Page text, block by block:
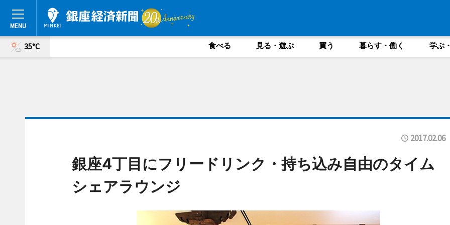
35°C 食べる 見る・遊ぶ 買う 暮らす・働く 学ぶ
2017.02.06
銀座4丁目にフリードリンク・持ち込み自由のタイム
シェアラウンジ